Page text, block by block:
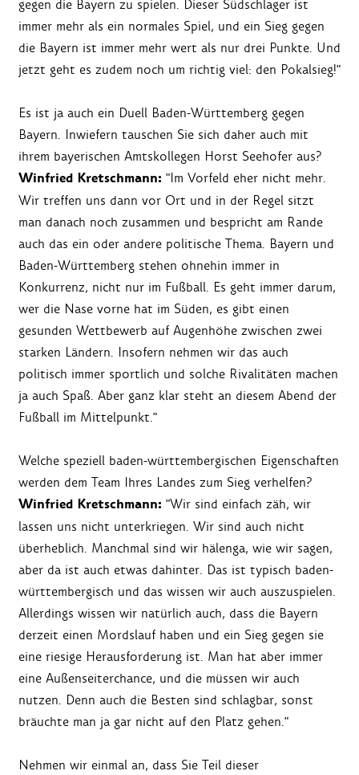
gegen die Bayern zu spielen. Dieser Südschlager ist
immer mehr als ein normales Spiel, und ein Sieg gegen
die Bayern ist immer mehr wert als nur drei Punkte. Und
jetzt geht es zudem noch um richtig viel: den Pokalsieg!"
Es ist ja auch ein Duell Baden-Württemberg gegen
Bayern. Inwiefern tauschen Sie sich daher auch mit
ihrem bayerischen Amtskollegen Horst Seehofer aus?
Winfried Kretschmann: "Im Vorfeld eher nicht mehr.
Wir treffen uns dann vor Ort und in der Regel sitzt
man danach noch zusammen und bespricht am Rande
auch das ein oder andere politische Thema. Bayern und
Baden-Württemberg stehen ohnehin immer in
Konkurrenz, nicht nur im Fußball. Es geht immer darum,
wer die Nase vorne hat im Süden, es gibt einen
gesunden Wettbewerb auf Augenhöhe zwischen zwei
starken Ländern. Insofern nehmen wir das auch
politisch immer sportlich und solche Rivalitäten machen
ja auch Spaß. Aber ganz klar steht an diesem Abend der
Fußball im Mittelpunkt."
Welche speziell baden-württembergischen Eigenschaften
werden dem Team Ihres Landes zum Sieg verhelfen?
Winfried Kretschmann: "Wir sind einfach zäh, wir
lassen uns nicht unterkriegen. Wir sind auch nicht
überheblich. Manchmal sind wir hälenga, wie wir sagen,
aber da ist auch etwas dahinter. Das ist typisch baden-
württembergisch und das wissen wir auch auszuspielen.
Allerdings wissen wir natürlich auch, dass die Bayern
derzeit einen Mordslauf haben und ein Sieg gegen sie
eine riesige Herausforderung ist. Man hat aber immer
eine Außenseiterchance, und die müssen wir auch
nutzen. Denn auch die Besten sind schlagbar, sonst
bräuchte man ja gar nicht auf den Platz gehen."
Nehmen wir einmal an, dass Sie Teil dieser